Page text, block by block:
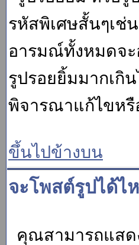
รหัสพิเศษสั้นๆเช่
อารมณ์ทั้งหมดจ
รูปรอยยิ้มมากเกิ
พิจารณาแก้ไขห
ขึ้นไปข้างบน
จะโพสต์รูปได้ไ
คุณสามารถแส